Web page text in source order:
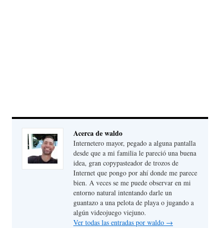
Acerca de waldo
Internetero mayor, pegado a alguna pantalla
desde que a mi familia le pareció una buena
idea, gran copypasteador de trozos de
Internet que pongo por ahí donde me parece
bien. A veces se me puede observar en mi
entorno natural intentando darle un
guantazo a una pelota de playa o jugando a
algún videojuego viejuno.
Ver todas las entradas por waldo →